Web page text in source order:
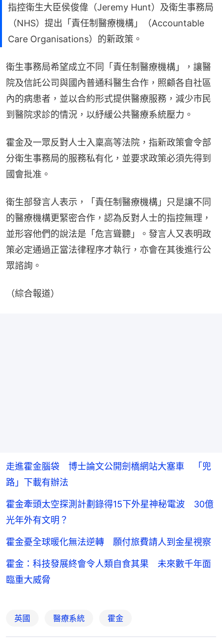
指控衛生大臣侯俊偉（Jeremy Hunt）及衛生事務局
（NHS）提出「責任制醫療機構」（Accountable
Care Organisations）的新政策。
衛生事務局希望成立不同「責任制醫療機構」，讓醫
院及信託公司與國內普通科醫生合作，照顧各自社區
內的病患者，並以合約形式提供醫療服務，減少市民
到醫院求診的情況，以紓緩公共醫療系統壓力。
霍金及一眾反對人士入稟高等法院，指新政策會令部
分衛生事務局的服務私有化，並要求政策必須先得到
國會批准。
衛生部發言人表示，「責任制醫療機構」只是讓不同
的醫療機構更緊密合作，認為反對人士的指控無理，
並形容他們的說法是「危言聳聽」。發言人又表明政
策必定通過正當法律程序才執行，亦會在其後進行公
眾諮詢。
（綜合報道）
走進霍金腦袋 博士論文公開劍橋網站大塞車 「兜
路」下載有辦法
霍金牽頭太空探測計劃錄得15下外星神秘電波 30億
光年外有文明？
霍金憂全球暖化無法逆轉 願付旅費請人到金星視察
霍金：科技發展終會令人類自食其果 未來數千年面
臨重大威脅
英國 醫療系統 霍金